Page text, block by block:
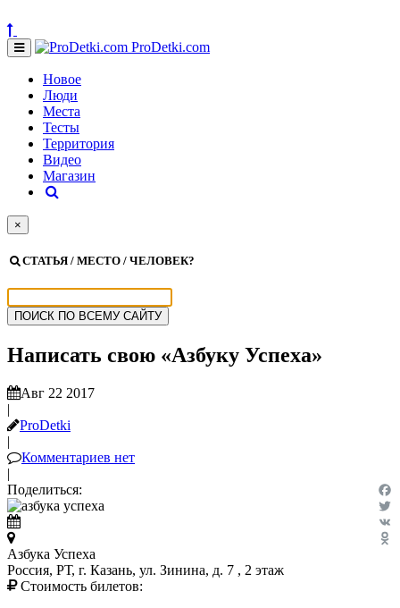
ProDetki.com
Новое
Люди
Места
Тесты
Территория
Видео
Магазин
×
СТАТЬЯ / МЕСТО / ЧЕЛОВЕК?
Написать свою «Азбуку Успеха»
Авг 22 2017
|
ProDetki
|
Комментариев нет
|
Поделиться:
VK
Азбука Успеха
Россия, РТ, г. Казань, ул. Зинина, д. 7 , 2 этаж
Стоимость билетов: